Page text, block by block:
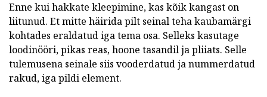
Enne kui hakkate kleepimine, kas kõik kangast on
liitunud. Et mitte häirida pilt seinal teha kaubamärgi
kohtades eraldatud iga tema osa. Selleks kasutage
loodinööri, pikas reas, hoone tasandil ja pliiats. Selle
tulemusena seinale siis vooderdatud ja nummerdatud
rakud, iga pildi element.